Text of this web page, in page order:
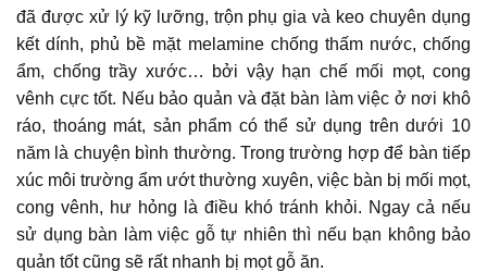
đã được xử lý kỹ lưỡng, trộn phụ gia và keo chuyên dụng
kết dính, phủ bề mặt melamine chống thấm nước, chống
ẩm, chống trầy xước… bởi vậy hạn chế mối mọt, cong
vênh cực tốt. Nếu bảo quản và đặt bàn làm việc ở nơi khô
ráo, thoáng mát, sản phẩm có thể sử dụng trên dưới 10
năm là chuyện bình thường. Trong trường hợp để bàn tiếp
xúc môi trường ẩm ướt thường xuyên, việc bàn bị mối mọt,
cong vênh, hư hỏng là điều khó tránh khỏi. Ngay cả nếu
sử dụng bàn làm việc gỗ tự nhiên thì nếu bạn không bảo
quản tốt cũng sẽ rất nhanh bị mọt gỗ ăn.